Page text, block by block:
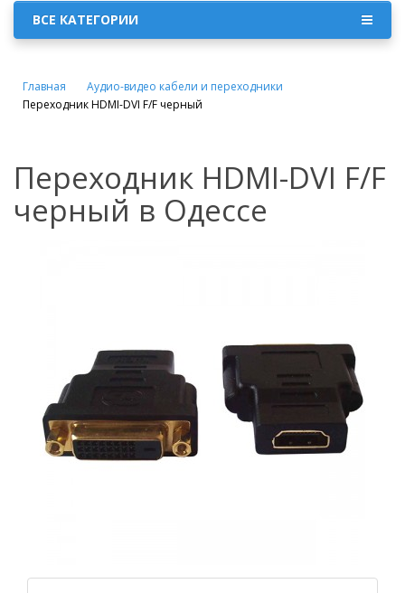
ВСЕ КАТЕГОРИИ
Главная
Аудио-видео кабели и переходники
Переходник HDMI-DVI F/F черный
Переходник HDMI-DVI F/F
черный в Одессе